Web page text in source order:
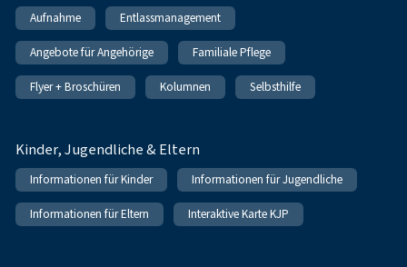
Aufnahme Entlassmanagement
Angebote für Angehörige Familiale Pflege
Flyer + Broschüren Kolumnen Selbsthilfe
Kinder, Jugendliche & Eltern
Informationen für Kinder Informationen für Jugendliche
Informationen für Eltern Interaktive Karte KJP